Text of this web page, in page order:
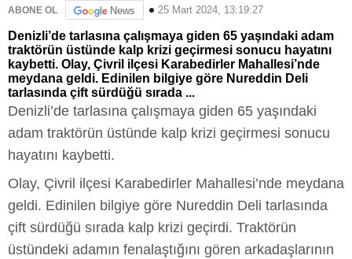
ABONE OL News 25 Mart 2024, 13:19:27
Denizli’de tarlasına çalışmaya giden 65 yaşındaki adam
traktörün üstünde kalp krizi geçirmesi sonucu hayatını
kaybetti. Olay, Çivril ilçesi Karabedirler Mahallesi’nde
meydana geldi. Edinilen bilgiye göre Nureddin Deli
tarlasında çift sürdüğü sırada ...
Denizli’de tarlasına çalışmaya giden 65 yaşındaki
adam traktörün üstünde kalp krizi geçirmesi sonucu
hayatını kaybetti.
Olay, Çivril ilçesi Karabedirler Mahallesi’nde meydana
geldi. Edinilen bilgiye göre Nureddin Deli tarlasında
çift sürdüğü sırada kalp krizi geçirdi. Traktörün
üstündeki adamın fenalaştığını gören arkadaşlarının